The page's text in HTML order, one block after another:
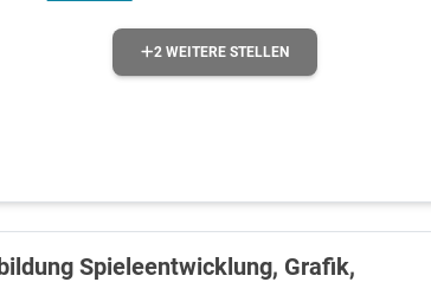
2 WEITERE STELLEN
Spieleentwicklung, Grafik,